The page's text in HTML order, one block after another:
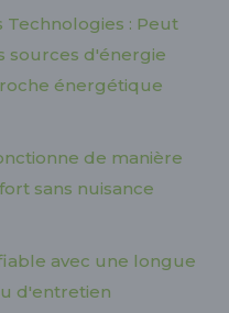
Technologies : Peut
sources d'énergie
énergétique
de manière
sans nuisance
avec une longue
d'entretien